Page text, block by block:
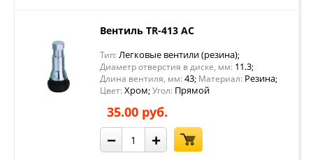
Вентиль TR-413 AC
Тип: Легковые вентили (резина);
Диаметр отверстия в диске, мм: 11.3;
Длина вентиля, мм: 43; Материал: Резина;
Цвет: Хром;Угол: Прямой
35.00 руб.
− +